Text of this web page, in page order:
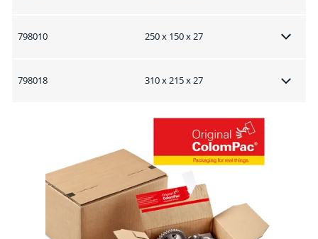
798010 250 x 150 x 27
798018 310 x 215 x 27